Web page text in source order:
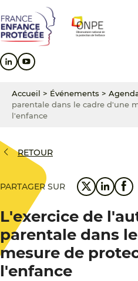
au
contenu
principal
au
menu
principal
au
pied
de
Accueil > Événements >
parentale dans le cadre d'une
l'enfance
RETOUR
PARTAGER SUR
L'exercice de
parentale dans
mesure de
l'enfance